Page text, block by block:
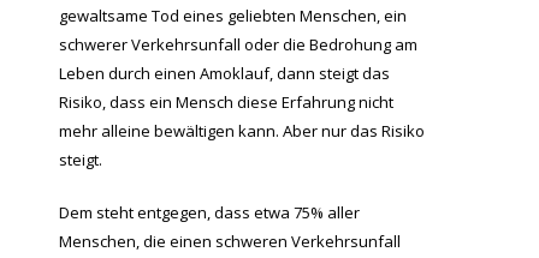
gewaltsame Tod eines geliebten Menschen, ein
schwerer Verkehrsunfall oder die Bedrohung am
Leben durch einen Amoklauf, dann steigt das
Risiko, dass ein Mensch diese Erfahrung nicht
mehr alleine bewältigen kann. Aber nur das Risiko
steigt.
Dem steht entgegen, dass etwa 75% aller
Menschen, die einen schweren Verkehrsunfall